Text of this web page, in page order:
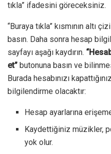
tıkla” ifadesini göreceksiniz.
“Buraya tıkla” kısmının altı
basın. Daha sonra hesap
sayfayı aşağı kaydırın.
et” butonuna basın ve
Burada hesabınızı
bilgilendirme olacaktır:
Hesap ayarlarına
Kaydettiğiniz müzikler,
yok olur.